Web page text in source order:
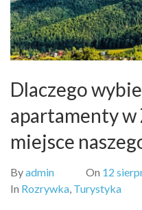
Dlaczego
apartamenty w
miejsce
Byadmin On 12
In Rozrywka, Turystyka